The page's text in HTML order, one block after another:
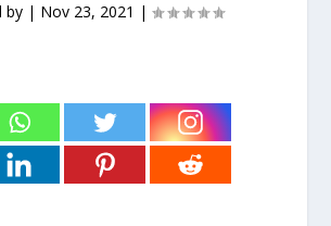
by | Nov 23, 2021 |